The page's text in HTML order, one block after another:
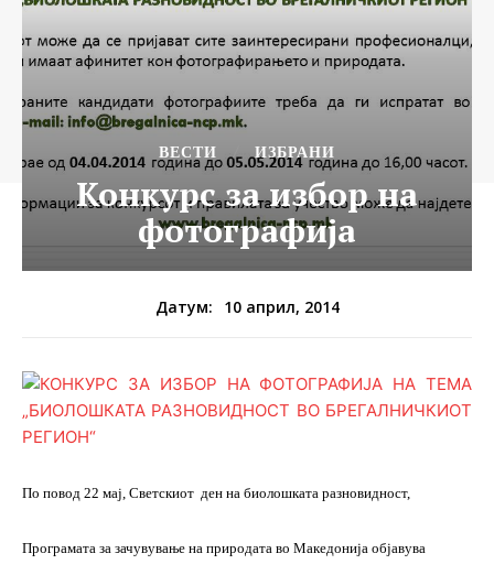
ВЕСТИ ИЗБРАНИ
Конкурс за избор на
фотографија
Датум: 10 април, 2014
По повод 22 мај, Светскиот ден на биолошката разновидност,
Програмата за зачувување на природата во Македонија објавува